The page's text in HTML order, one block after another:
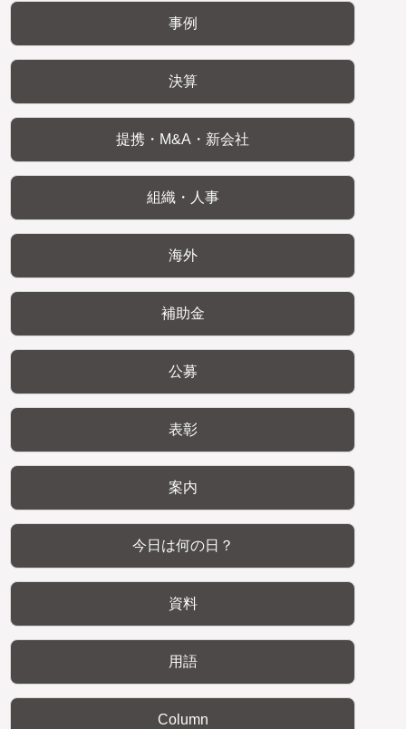
事例
決算
提携・M&A・新会社
組織・人事
海外
補助金
公募
表彰
案内
今日は何の日？
資料
用語
Column